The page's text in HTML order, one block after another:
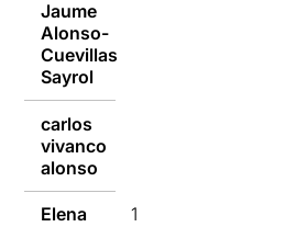
Jaume
Alonso-
Cuevillas
Sayrol
carlos
vivanco
alonso
Elena 10/10/2016